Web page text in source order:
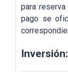
para
pago se
Inversión: